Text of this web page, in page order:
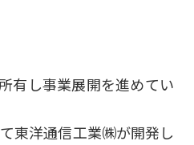
有し事業展開を進めてい
東洋通信工業㈱が開発し